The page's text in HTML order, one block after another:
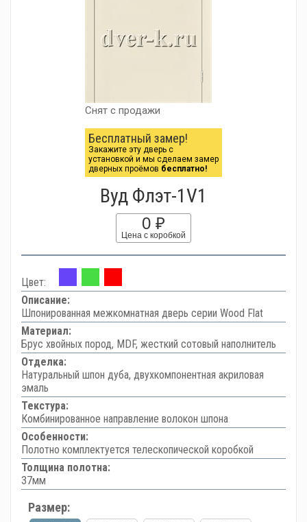
Снят с продажи
Бесплатный замер!
Закажите эту дверь с
установкой и мы сделаем замер
дверных проёмов бесплатно!
Вуд Флэт-1V1
0 ₽
Цена с коробкой
Цвет:
Описание:
Шпонированная межкомнатная дверь серии Wood Flat
Материал:
Брус хвойных пород, MDF, жесткий сотовый наполнитель
Отделка:
Натуральный шпон дуба, двухкомпонентная акриловая
эмаль
Текстура:
Комбинированное направление волокон шпона
Особенности:
Полотно комплектуется телескопической коробкой
Толщина полотна:
37мм
Размер: